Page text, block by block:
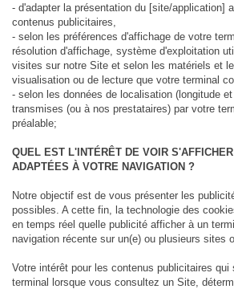
- d'adapter la présentation du [site/application]
contenus publicitaires,
- selon les préférences d'affichage de votre
résolution d'affichage, système d'exploitation
visites sur notre Site et selon les matériels et
visualisation ou de lecture que votre terminal
- selon les données de localisation (longitude
transmises (ou à nos prestataires) par votre
préalable;
QUEL EST L'INTÉRÊT DE VOIR
ADAPTÉES À VOTRE NAVIGATION ?
Notre objectif est de vous présenter les
possibles. A cette fin, la technologie des
en temps réel quelle publicité afficher à un
navigation récente sur un(e) ou plusieurs sites
Votre intérêt pour les contenus publicitaires
terminal lorsque vous consultez un Site,